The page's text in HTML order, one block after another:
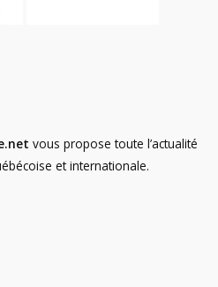
vous propose toute l’actualité
et internationale.